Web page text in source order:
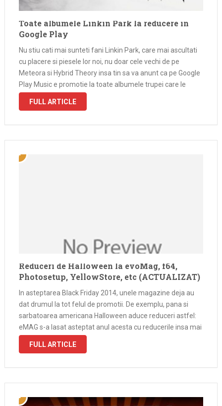
Toate albumele Linkin Park la reducere in
Google Play
Nu stiu cati mai sunteti fani Linkin Park, care mai ascultati
cu placere si piesele lor noi, nu doar cele vechi de pe
Meteora si Hybrid Theory insa tin sa va anunt ca pe Google
Play Music e promotie la toate albumele trupei care le
puteti …
FULL ARTICLE
Reduceri de Halloween la evoMag, f64,
Photosetup, YellowStore, etc (ACTUALIZAT)
In asteptarea Black Friday 2014, unele magazine deja au
dat drumul la tot felul de promotii. De exemplu, pana si
sarbatoarea americana Halloween aduce reduceri astfel:
eMAG s-a lasat asteptat anul acesta cu reducerile insa mai
este foarte putin pana dau drumul. Probabil pe la ora …
FULL ARTICLE